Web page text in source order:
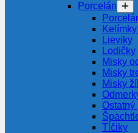
Porcelán
Lieviky
Lodičky
Misky
Misky
Misky
Ostatný
Tĺčiky